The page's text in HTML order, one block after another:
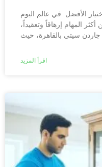
الأفضل في عالم اليوم
المهام إرهاقاً وتعقيداً،
سيتى بالقاهرة، حيث
اقرأ المزيد